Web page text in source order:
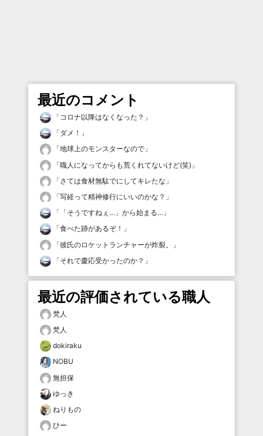
最近のコメント
「コロナ以降はなくなった？ 」
「ダメ！ 」
「地球上のモンスターなので 」
「職人になってからも荒くれてないけど(笑) 」
「さては食材無駄でにしてキレたな 」
「写経って精神修行にいいのかな？ 」
「 「そうですねぇ…」から始まる… 」
「食べた跡があるぞ！ 」
「彼氏のロケットランチャーが炸裂。
」
「それで慶応受かったのか？ 」
最近の評価されている職人
梵人
梵人
dokiraku
NOBU
無担保
ゆっき
ねりもの
ひー